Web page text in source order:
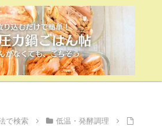
で検索
低温・発酵調理